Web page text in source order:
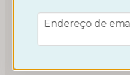
antibióticos, que são mais
cedo possível. Se a
outras partes do corpo, o
medicamentos.
email
Endereço de